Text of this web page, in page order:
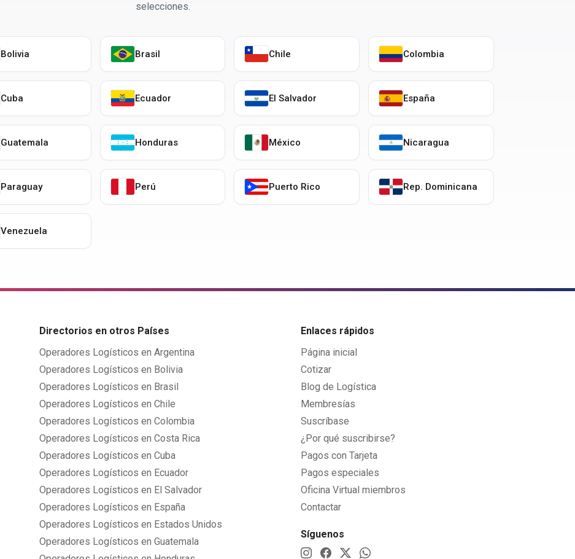
selecciones.
Bolivia Brasil Chile Colombia
Cuba Ecuador El Salvador España
Guatemala Honduras México Nicaragua
Paraguay Perú Puerto Rico Rep. Dominicana
Venezuela
Directorios en otros Países
Operadores Logísticos en Argentina
Operadores Logísticos en Bolivia
Operadores Logísticos en Brasil
Operadores Logísticos en Chile
Operadores Logísticos en Colombia
Operadores Logísticos en Costa Rica
Operadores Logísticos en Cuba
Operadores Logísticos en Ecuador
Operadores Logísticos en El Salvador
Operadores Logísticos en España
Operadores Logísticos en Estados Unidos
Operadores Logísticos en Guatemala
Enlaces rápidos
Página inicial
Cotizar
Blog de Logística
Membresías
Suscríbase
¿Por qué suscribirse?
Pagos con Tarjeta
Pagos especiales
Oficina Virtual miembros
Contactar
Síguenos